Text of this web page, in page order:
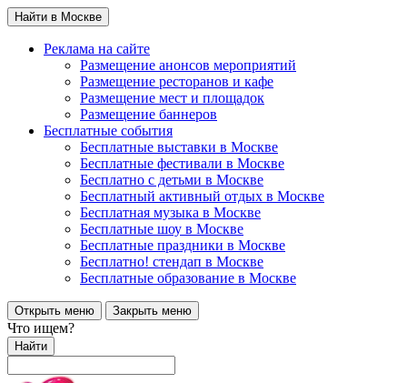
Найти в Москве
Реклама на сайте
Размещение анонсов мероприятий
Размещение ресторанов и кафе
Размещение мест и площадок
Размещение баннеров
Бесплатные события
Бесплатные выставки в Москве
Бесплатные фестивали в Москве
Бесплатно с детьми в Москве
Бесплатный активный отдых в Москве
Бесплатная музыка в Москве
Бесплатные шоу в Москве
Бесплатные праздники в Москве
Бесплатно! стендап в Москве
Бесплатные образование в Москве
Открыть меню Закрыть меню
Что ищем?
Найти